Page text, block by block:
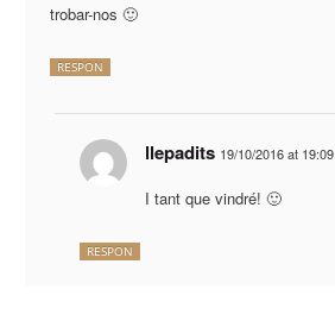
trobar-nos 🙂
RESPON
llepadits 19/10/2016 at 19:09
I tant que vindré! 🙂
RESPON